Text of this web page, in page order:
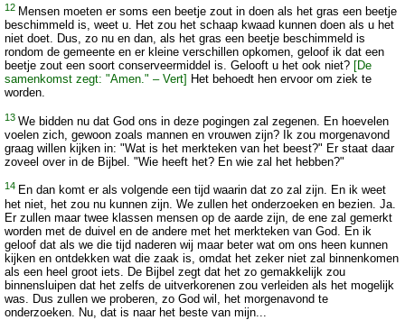
12 Mensen moeten er soms een beetje zout in doen als het gras een beetje
beschimmeld is, weet u. Het zou het schaap kwaad kunnen doen als u het
niet doet. Dus, zo nu en dan, als het gras een beetje beschimmeld is
rondom de gemeente en er kleine verschillen opkomen, geloof ik dat een
beetje zout een soort conserveermiddel is. Gelooft u het ook niet? [De
samenkomst zegt: "Amen." – Vert] Het behoedt hen ervoor om ziek te
worden.
13 We bidden nu dat God ons in deze pogingen zal zegenen. En hoevelen
voelen zich, gewoon zoals mannen en vrouwen zijn? Ik zou morgenavond
graag willen kijken in: "Wat is het merkteken van het beest?" Er staat daar
zoveel over in de Bijbel. "Wie heeft het? En wie zal het hebben?"
14 En dan komt er als volgende een tijd waarin dat zo zal zijn. En ik weet
het niet, het zou nu kunnen zijn. We zullen het onderzoeken en bezien. Ja.
Er zullen maar twee klassen mensen op de aarde zijn, de ene zal gemerkt
worden met de duivel en de andere met het merkteken van God. En ik
geloof dat als we die tijd naderen wij maar beter wat om ons heen kunnen
kijken en ontdekken wat die zaak is, omdat het zeker niet zal binnenkomen
als een heel groot iets. De Bijbel zegt dat het zo gemakkelijk zou
binnensluipen dat het zelfs de uitverkorenen zou verleiden als het mogelijk
was. Dus zullen we proberen, zo God wil, het morgenavond te
onderzoeken. Nu, dat is naar het beste van mijn...